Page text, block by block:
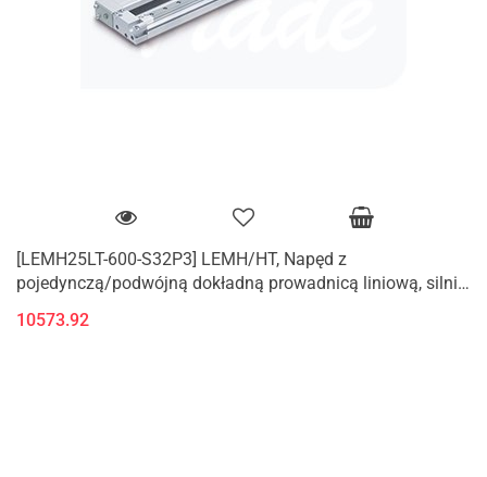
[LEMH25LT-600-S32P3] LEMH/HT, Napęd z
pojedynczą/podwójną dokładną prowadnicą liniową, silnik
10573.92